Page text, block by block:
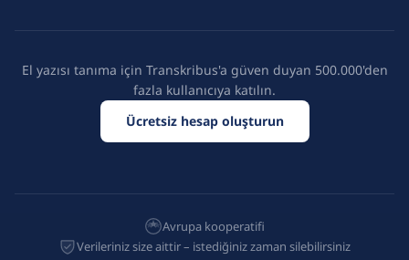
El yazısı tanıma için Transkribus'a güven duyan 500.000'den
fazla kullanıcıya katılın.
Ücretsiz hesap oluşturun
Avrupa kooperatifi
Verileriniz size aittir – istediğiniz zaman silebilirsiniz